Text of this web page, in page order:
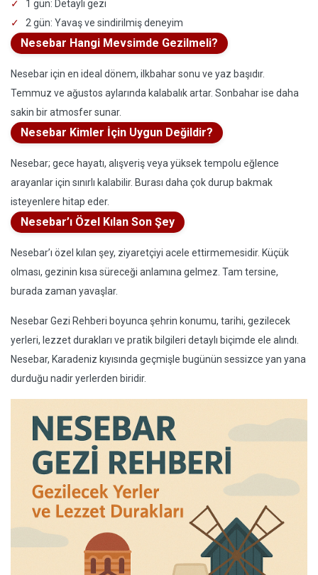
1 gün: Detaylı gezi
2 gün: Yavaş ve sindirilmiş deneyim
Nesebar Hangi Mevsimde Gezilmeli?
Nesebar için en ideal dönem, ilkbahar sonu ve yaz başıdır.
Temmuz ve ağustos aylarında kalabalık artar. Sonbahar ise daha
sakin bir atmosfer sunar.
Nesebar Kimler İçin Uygun Değildir?
Nesebar; gece hayatı, alışveriş veya yüksek tempolu eğlence
arayanlar için sınırlı kalabilir. Burası daha çok durup bakmak
isteyenlere hitap eder.
Nesebar’ı Özel Kılan Son Şey
Nesebar’ı özel kılan şey, ziyaretçiyi acele ettirmemesidir. Küçük
olması, gezinin kısa süreceği anlamına gelmez. Tam tersine,
burada zaman yavaşlar.
Nesebar Gezi Rehberi boyunca şehrin konumu, tarihi, gezilecek
yerleri, lezzet durakları ve pratik bilgileri detaylı biçimde ele alındı.
Nesebar, Karadeniz kıyısında geçmişle bugünün sessizce yan yana
durduğu nadir yerlerden biridir.